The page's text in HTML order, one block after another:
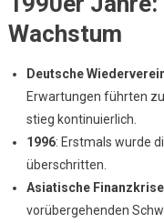
Wachstum
Deutsche
Erwartungen führten
stieg kontinuierlich.
1996: Erstmals wurde
überschritten.
Asiatische
vorübergehenden